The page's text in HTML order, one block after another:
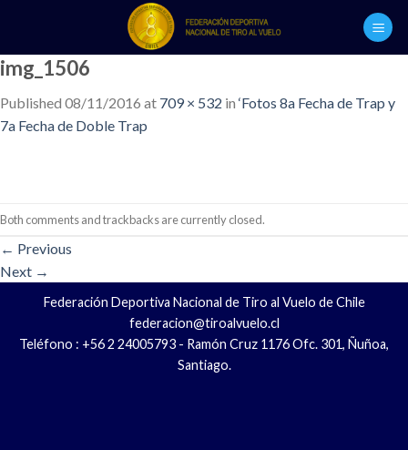
content
img_1506
Published 08/11/2016 at 709 × 532 in ‘Fotos 8a Fecha de Trap y
7a Fecha de Doble Trap
Both comments and trackbacks are currently closed.
← Previous
Next →
Federación Deportiva Nacional de Tiro al Vuelo de Chile
federacion@tiroalvuelo.cl
Teléfono : +56 2 24005793 - Ramón Cruz 1176 Ofc. 301, Ñuñoa,
Santiago.